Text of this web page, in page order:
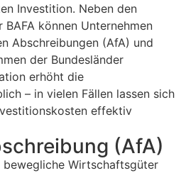
Investition. Neben den
können Unternehmen
Abschreibungen (AfA) und
der Bundesländer
erhöht die
– in vielen Fällen lassen sich
effektiv
(AfA)
bewegliche Wirtschaftsgüter